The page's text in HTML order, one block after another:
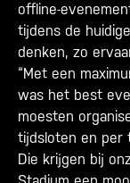
offline-
tijdens de
denken, zo
“Met een
was het best
moesten
tijdsloten en per
Die krijgen bij